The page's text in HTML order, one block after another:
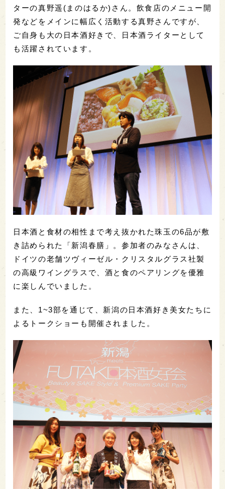
ターの真野遥(まのはるか)さん。飲食店のメニュー開
発などをメインに幅広く活動する真野さんですが、
ご自身も大の日本酒好きで、日本酒ライターとして
も活躍されています。
日本酒と食材の相性まで考え抜かれた珠玉の6品が敷
き詰められた「新潟春膳」。参加者のみなさんは、
ドイツの老舗ツヴィーゼル・クリスタルグラス社製
の高級ワイングラスで、酒と食のペアリングを優雅
に楽しんでいました。
また、1~3部を通じて、新潟の日本酒好き美女たちに
よるトークショーも開催されました。